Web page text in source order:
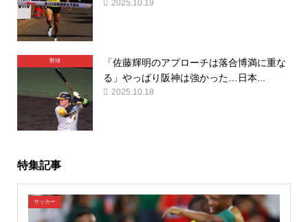
2025.10.19
野球
「佐藤輝明のアプローチは落合博満に重な
る」やっぱり阪神は強かった…日本...
2025.10.18
特集記事
サッカー